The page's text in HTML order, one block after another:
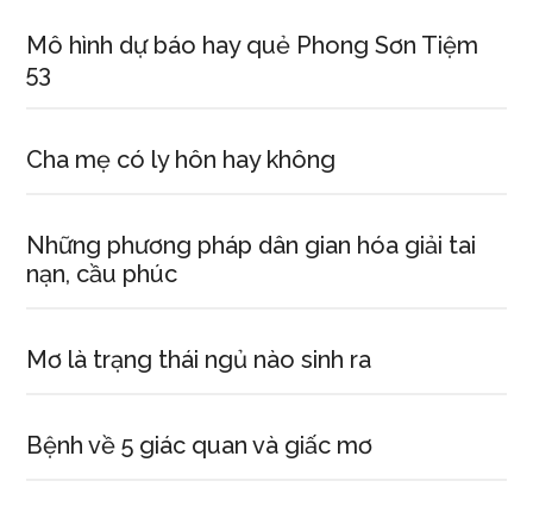
Mô hình dự báo hay quẻ Phong Sơn Tiệm
53
Cha mẹ có ly hôn hay không
Những phương pháp dân gian hóa giải tai
nạn, cầu phúc
Mơ là trạng thái ngủ nào sinh ra
Bệnh về 5 giác quan và giấc mơ